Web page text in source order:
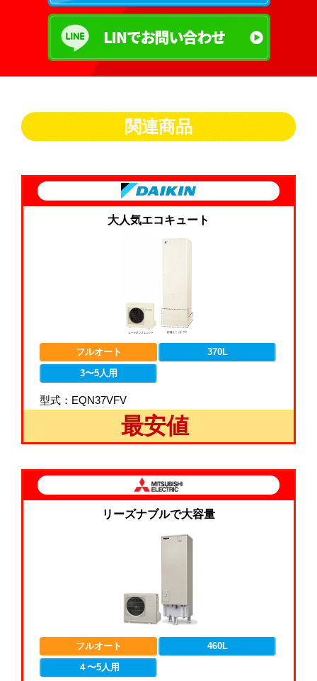
関連商品
大人気エコキュート
フルオート
370L
3〜5人用
型式：EQN37VFV
最安値
リーズナブルで大容量
フルオート
460L
４〜5人用